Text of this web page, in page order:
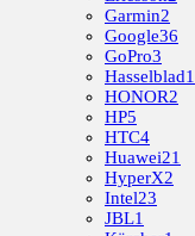
Garmin2
Google36
GoPro3
Hasselblad1
HONOR2
HP5
HTC4
Huawei21
HyperX2
Intel23
JBL1